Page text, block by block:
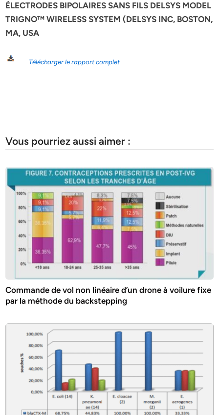
ÉLECTRODES BIPOLAIRES SANS FILS DELSYS MODEL
TRIGNO™ WIRELESS SYSTEM (DELSYS INC, BOSTON,
MA, USA
Télécharger le rapport complet
Vous pourriez aussi aimer :
Commande de vol non linéaire d’un drone à voilure fixe
par la méthode du backstepping